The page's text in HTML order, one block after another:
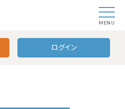
MENU
ログイン